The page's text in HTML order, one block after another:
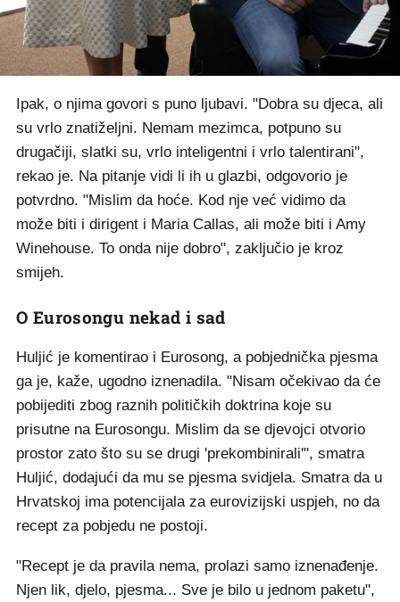
Ipak, o njima govori s puno ljubavi. "Dobra su djeca, ali
su vrlo znatiželjni. Nemam mezimca, potpuno su
drugačiji, slatki su, vrlo inteligentni i vrlo talentirani",
rekao je. Na pitanje vidi li ih u glazbi, odgovorio je
potvrdno. "Mislim da hoće. Kod nje već vidimo da
može biti i dirigent i Maria Callas, ali može biti i Amy
Winehouse. To onda nije dobro", zaključio je kroz
smijeh.
O Eurosongu nekad i sad
Huljić je komentirao i Eurosong, a pobjednička pjesma
ga je, kaže, ugodno iznenadila. "Nisam očekivao da će
pobijediti zbog raznih političkih doktrina koje su
prisutne na Eurosongu. Mislim da se djevojci otvorio
prostor zato što su se drugi 'prekombinirali'", smatra
Huljić, dodajući da mu se pjesma svidjela. Smatra da u
Hrvatskoj ima potencijala za eurovizijski uspjeh, no da
recept za pobjedu ne postoji.
"Recept je da pravila nema, prolazi samo iznenađenje.
Njen lik, djelo, pjesma... Sve je bilo u jednom paketu",